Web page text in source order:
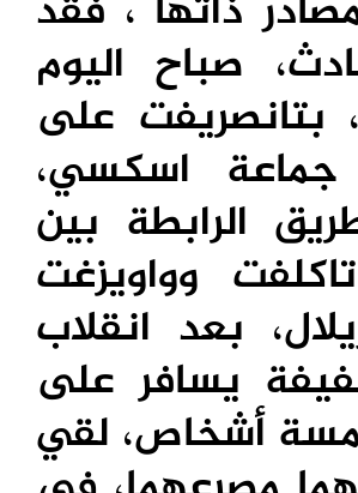
صباح اليوم
بتانصريفت على
اسكسي،
الرابطة بين
وواويزغت
بعد انقلاب
يسافر على
أشخاص، لقي